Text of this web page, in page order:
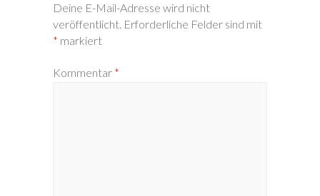
Deine E-Mail-Adresse wird nicht
veröffentlicht. Erforderliche Felder sind mit
* markiert
Kommentar *